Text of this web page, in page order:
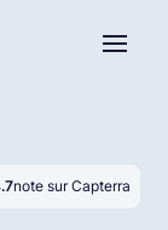
note sur Capterra